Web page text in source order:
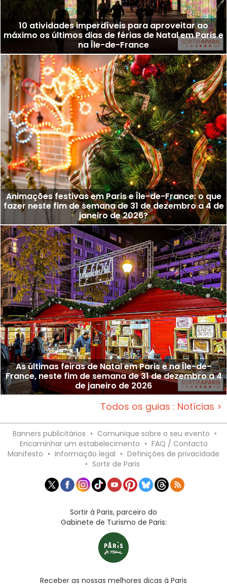
10 atividades imperdíveis para aproveitar ao
máximo os últimos dias de férias de Natal em Paris e
na Île-de-France
Animações festivas em Paris e Île-de-France: o que
fazer neste fim de semana de 31 de dezembro a 4 de
janeiro de 2026?
As últimas feiras de Natal em Paris e na Île-de-
France, neste fim de semana de 31 de dezembro a 4
de janeiro de 2026
Todos os guias : Notícias >
Banners publicitários • Comunique sobre o seu evento •
Encaminhar um estabelecimento • FAQ / Contacto
Manifesto • Informação legal • Definições de privacidade
• Sortir de Paris
Sortir à Paris, parceiro do
Gabinete de Turismo de Paris:
Receber as nossas melhores dicas à Paris